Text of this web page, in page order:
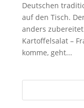
Deutschen
auf den Tisch.
anders
Kartoffelsalat –
komme, geht...